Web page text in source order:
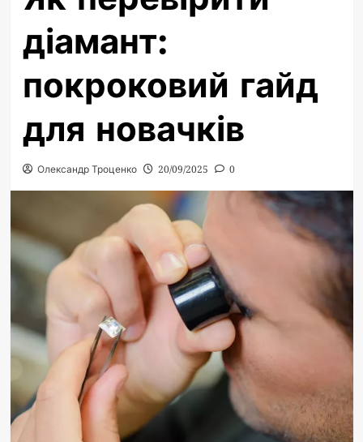
діамант:
покроковий гайд
для новачків
Олександр Троценко 20/09/2025 0